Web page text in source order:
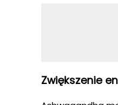
Zwiększenie